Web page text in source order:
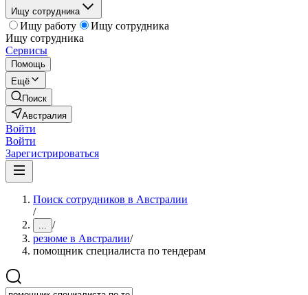
Ищу сотрудника
Ищу работу
Ищу сотрудника
Ищу сотрудника
Сервисы
Помощь
Ещё
Поиск
Австралия
Войти
Войти
Зарегистрироваться
Поиск сотрудников в Австралии
/
... /
резюме в Австралии/
помощник специалиста по тендерам